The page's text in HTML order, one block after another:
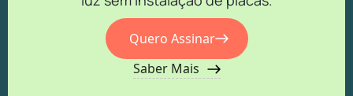
Quero Assinar
Saber Mais